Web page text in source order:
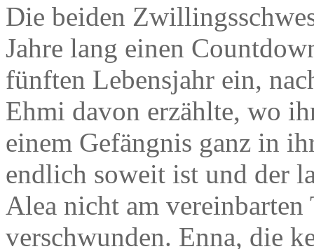
Die beiden
Jahre lang einen
fünften Lebensjahr ein,
Ehmi davon erzählte, wo
einem Gefängnis ganz in
endlich soweit ist und der
Alea nicht am
verschwunden. Enna, die